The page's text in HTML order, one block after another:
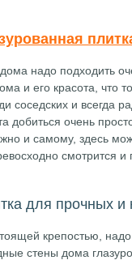
надо подходить
и его красота, что
соседских и всегда
добиться очень
и самому, здесь
смотрится
для прочных
крепостью,
стены дома